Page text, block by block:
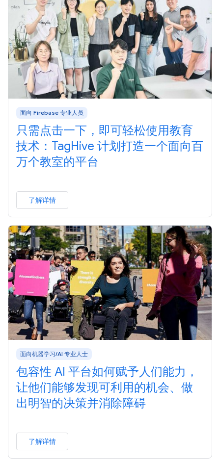
面向 Firebase 专业人员
只需点击一下，即可轻松使用教育
技术：TagHive 计划打造一个面向百
万个教室的平台
了解详情
面向机器学习/AI 专业人士
包容性 AI 平台如何赋予人们能力，
让他们能够发现可利用的机会、做
出明智的决策并消除障碍
了解详情